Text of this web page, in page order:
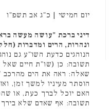
יום חמישי | כ"ג אב תשפ"ו
דיני ברכת "עושה מעשה
ונהרות, הרים ומדברות
הנוהגים כדעת השו"ע גם
תשובה: כן (שו"ת חיים
שאלה: ראה את הים מהרכב /
הוסתר מעיניו למשך זמן,
האם יוכל לברך כעת, או
תשובה: אף שאדם שלא בירך